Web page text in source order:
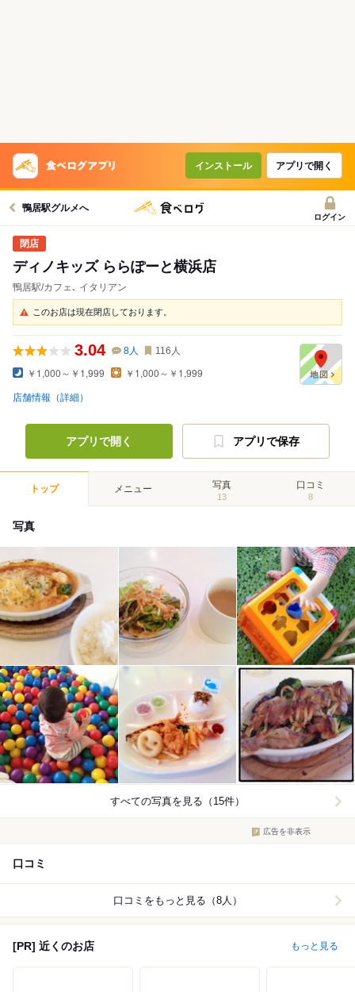
インストール アプリで開く
鴨居駅グルメへ
ログイン
ディノキッズ ららぽーと横浜店
鴨居駅/カフェ､ イタリアン
このお店は現在閉店しております。
3.04 8人 116 人
￥1,000～￥1,999 ￥1,000～￥1,999
店舗情報（詳細）
アプリで開く アプリで保存
トップ メニュー 写真
13
口コミ
8
写真
すべての写真を見る（15件）
広告を非表示
口コミ
口コミをもっと見る（8人）
[PR] 近くのお店 もっと見る